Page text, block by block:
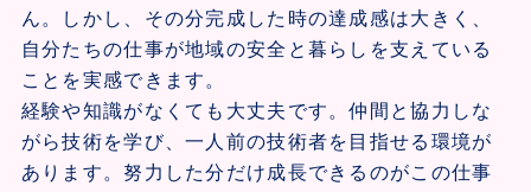
ん。しかし、その分完成した時の達成感は大きく、
自分たちの仕事が地域の安全と暮らしを支えている
ことを実感できます。
経験や知識がなくても大丈夫です。仲間と協力しな
がら技術を学び、一人前の技術者を目指せる環境が
あります。努力した分だけ成長できるのがこの仕事